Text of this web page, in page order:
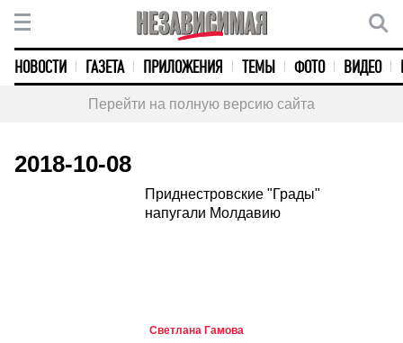
НОВОСТИ ГАЗЕТА ПРИЛОЖЕНИЯ ТЕМЫ ФОТО ВИДЕО
Перейти на полную версию сайта
2018-10-08
Приднестровские "Грады"
напугали Молдавию
Светлана Гамова